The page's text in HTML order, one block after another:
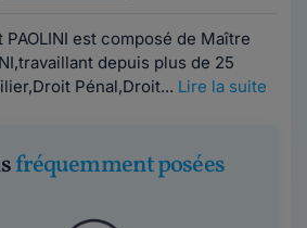
PAOLINI est composé de Maître
depuis plus de 25
Pénal,Droit... Lire la suite
fréquemment posées